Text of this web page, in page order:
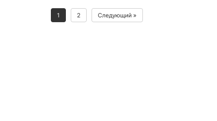
1 2 Следующий »